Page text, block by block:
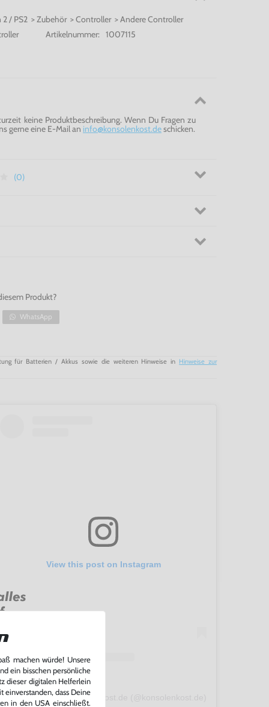
2 / PS2 > Zubehör > Controller > Andere Controller
Artikelnummer: 1007115
keine Produktbeschreibung. Wenn Du Fragen zu
gerne eine E-Mail an info@konsolenkost.deschicken.
(0)
Produkt?
WhatsApp
für Batterien / Akkus sowie die weiteren Hinweise in Hinweise zur
View this post on Instagram
A post shared by konsolenkost.de (@konsolenkost.de)
machen würde! Unsere
ein bisschen persönliche
dieser digitalen Helferlein
einverstanden, dass Deine
in den USA einschließt.